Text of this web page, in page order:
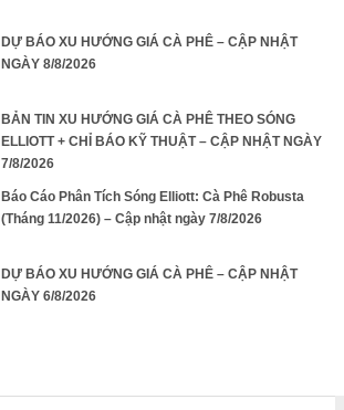
DỰ BÁO XU HƯỚNG GIÁ CÀ PHÊ – CẬP NHẬT
NGÀY 8/8/2026
BẢN TIN XU HƯỚNG GIÁ CÀ PHÊ THEO SÓNG
ELLIOTT + CHỈ BÁO KỸ THUẬT – CẬP NHẬT NGÀY
7/8/2026
Báo Cáo Phân Tích Sóng Elliott: Cà Phê Robusta
(Tháng 11/2026) – Cập nhật ngày 7/8/2026
DỰ BÁO XU HƯỚNG GIÁ CÀ PHÊ – CẬP NHẬT
NGÀY 6/8/2026